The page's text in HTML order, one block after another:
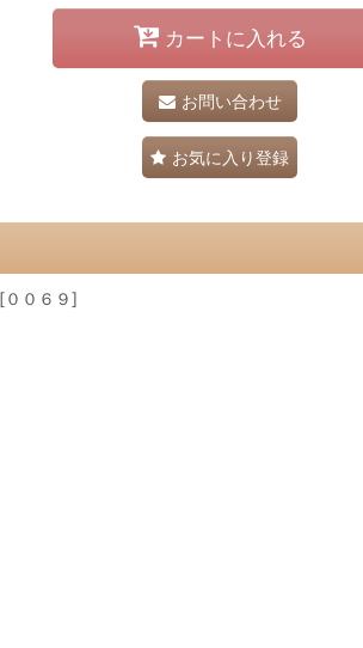
カートに入れる
お問い合わせ
お気に入り登録
０６９]